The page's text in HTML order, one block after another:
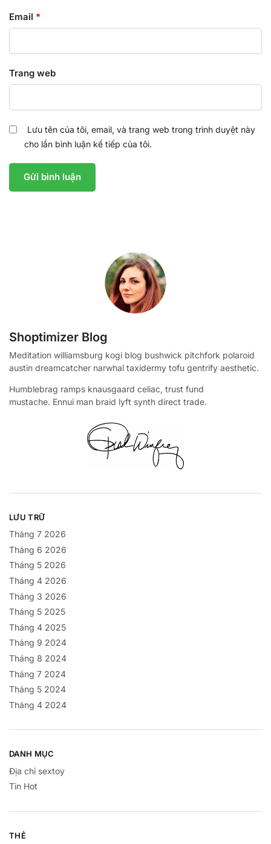
Email *
Trang web
Lưu tên của tôi, email, và trang web trong trình duyệt này
cho lần bình luận kế tiếp của tôi.
Shoptimizer Blog
Meditation williamsburg kogi blog bushwick pitchfork polaroid
austin dreamcatcher narwhal taxidermy tofu gentrify aesthetic.
Humblebrag ramps knausgaard celiac, trust fund
mustache. Ennui man braid lyft synth direct trade.
LƯU TRỮ
Tháng 7 2026
Tháng 6 2026
Tháng 5 2026
Tháng 4 2026
Tháng 3 2026
Tháng 5 2025
Tháng 4 2025
Tháng 9 2024
Tháng 8 2024
Tháng 7 2024
Tháng 5 2024
Tháng 4 2024
DANH MỤC
Địa chỉ sextoy
Tin Hot
THẺ